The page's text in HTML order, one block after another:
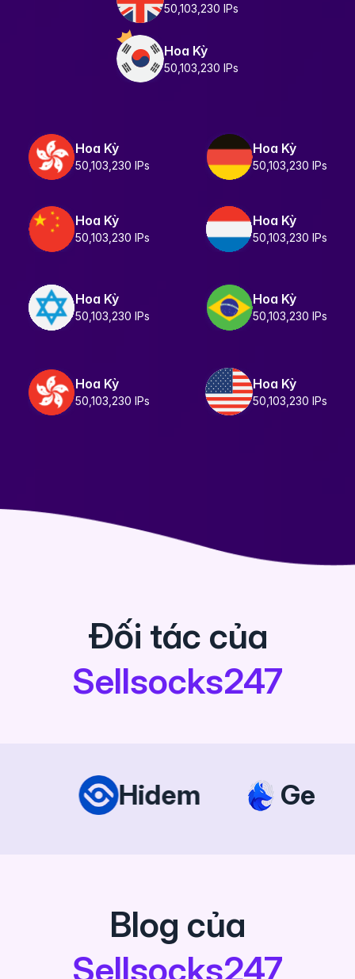
50,103,230 IPs
Hoa Kỳ
50,103,230 IPs
Hoa Kỳ
50,103,230 IPs
Hoa Kỳ
50,103,230 IPs
Hoa Kỳ
50,103,230 IPs
Hoa Kỳ
50,103,230 IPs
Hoa Kỳ
50,103,230 IPs
Hoa Kỳ
50,103,230 IPs
Hoa Kỳ
50,103,230 IPs
Hoa Kỳ
50,103,230 IPs
Đối tác của
Sellsocks247
Hidem GenLogin
Blog của
Sellsocks247